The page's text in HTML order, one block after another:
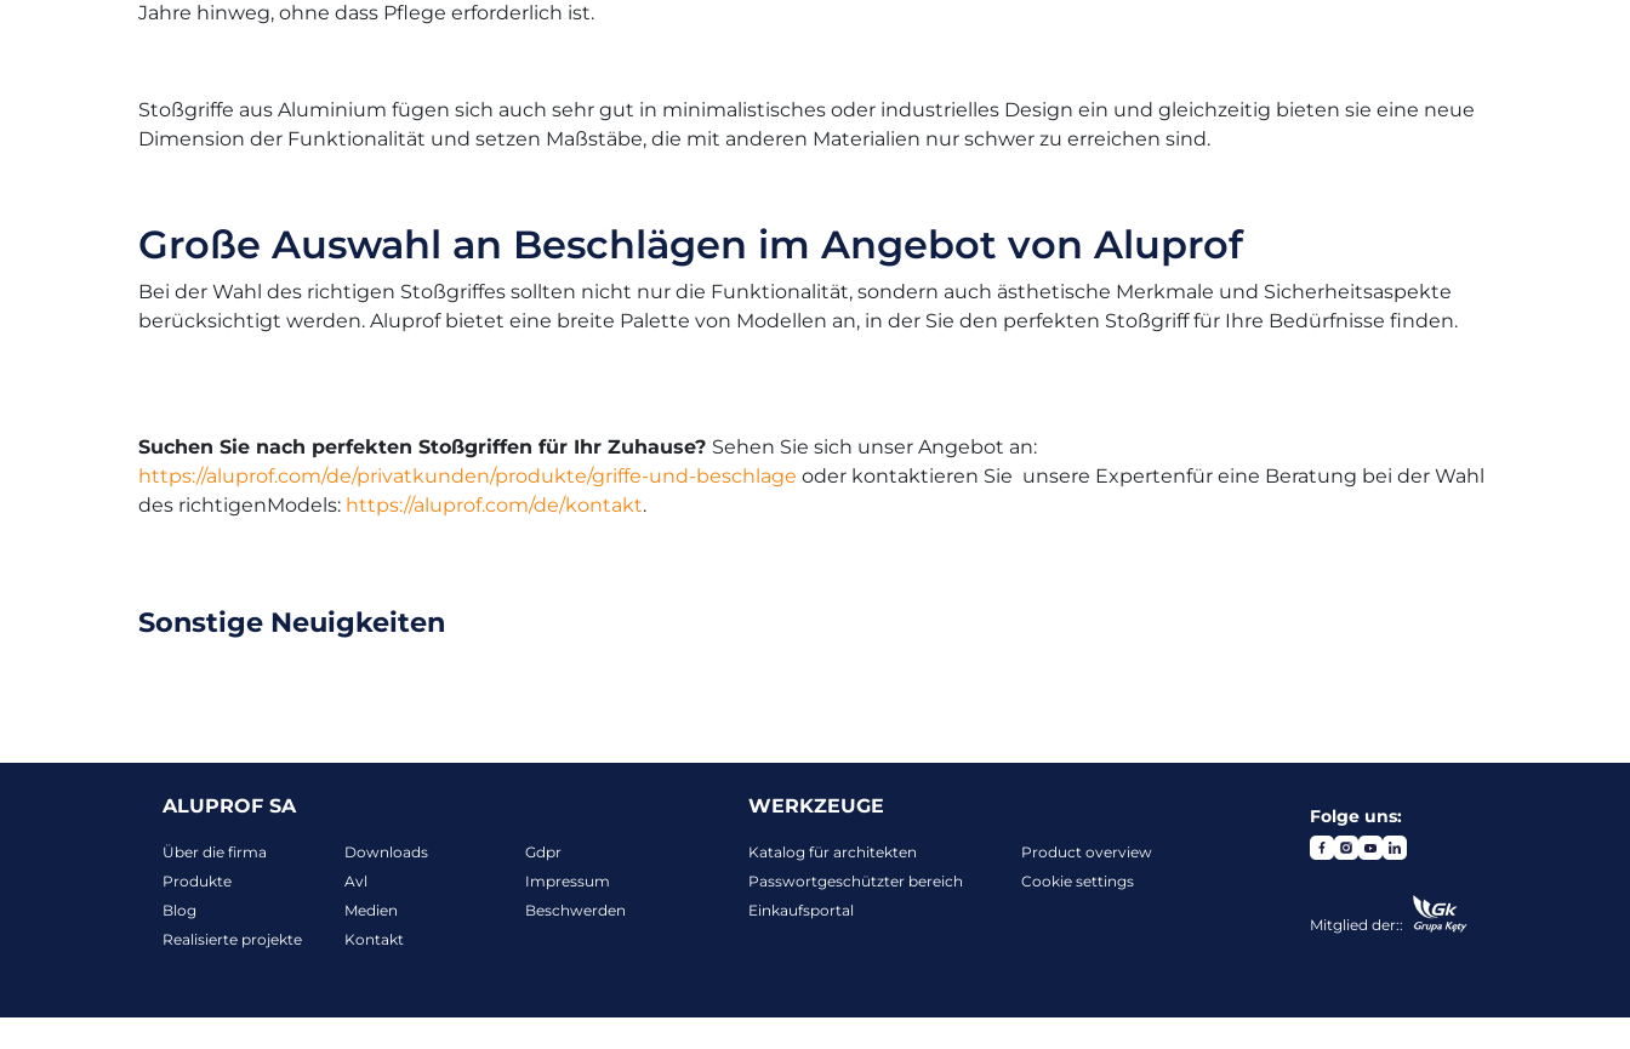
Jahre hinweg, ohne dass Pflege erforderlich ist.
Stoßgriffe aus Aluminium fügen sich auch sehr gut in minimalistisches oder industrielles Design ein und gleichzeitig bieten sie eine neue
Dimension der Funktionalität und setzen Maßstäbe, die mit anderen Materialien nur schwer zu erreichen sind.
Große Auswahl an Beschlägen im Angebot von Aluprof
Bei der Wahl des richtigen Stoßgriffes sollten nicht nur die Funktionalität, sondern auch ästhetische Merkmale und Sicherheitsaspekte
berücksichtigt werden. Aluprof bietet eine breite Palette von Modellen an, in der Sie den perfekten Stoßgriff für Ihre Bedürfnisse finden.
Suchen Sie nach perfekten Stoßgriffen für Ihr Zuhause? Sehen Sie sich unser Angebot an:
https://aluprof.com/de/privatkunden/produkte/griffe-und-beschlage oder kontaktieren Sie unsere Expertenfür eine Beratung bei der Wahl
des richtigenModels: https://aluprof.com/de/kontakt.
Sonstige Neuigkeiten
ALUPROF SA
Über die firma
Produkte
Blog
Realisierte projekte
Downloads
Avl
Medien
Kontakt
Gdpr
Impressum
Beschwerden
WERKZEUGE
Katalog für architekten
Passwortgeschützter bereich
Einkaufsportal
Product overview
Cookie settings
Folge uns:
Mitglied der::